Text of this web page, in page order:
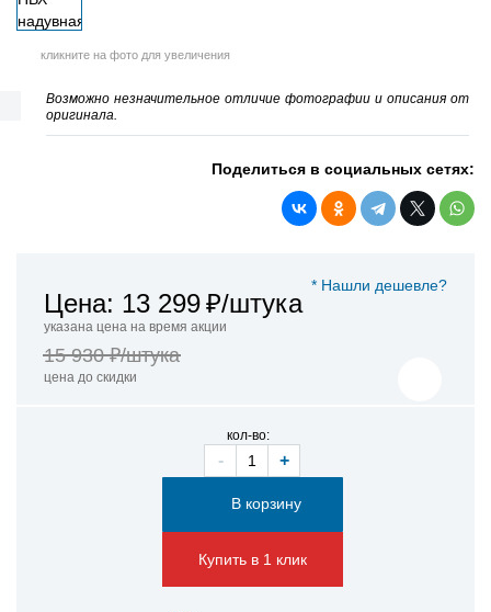
кликните на фото для увеличения
Возможно незначительное отличие фотографии и описания от
оригинала.
Поделиться в социальных сетях:
* Нашли дешевле?
Цена: 13 299₽/штука
указана цена на время акции
15 930 ₽/штука
цена до скидки
кол-во:
- +
Купить в 1 клик